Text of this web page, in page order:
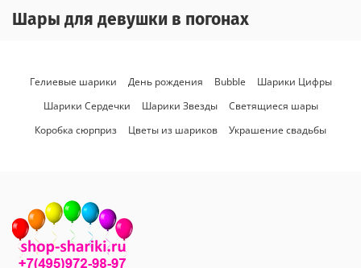
Шары для девушки в погонах
Гелиевые шарики День рождения Bubble
Шарики Цифры
Шарики Сердечки
Шарики Звезды
Светящиеся шары
Коробка сюрприз
Цветы из шариков Украшение свадьбы